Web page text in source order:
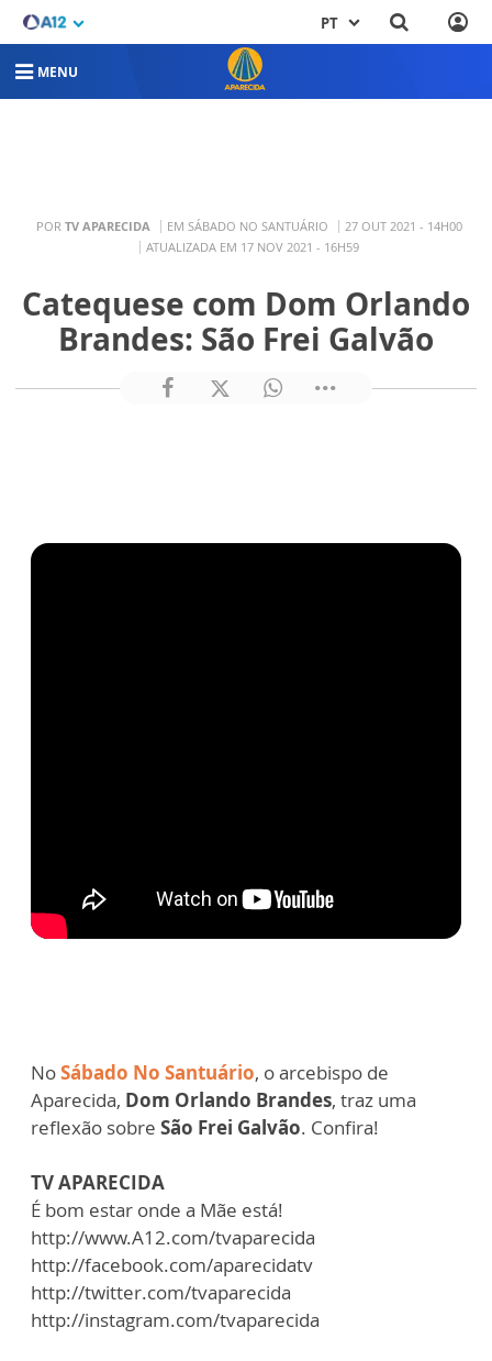
PT
MENU
POR TV APARECIDA EM SÁBADO NO SANTUÁRIO
27 OUT 2021 - 14H00
ATUALIZADA EM 17 NOV 2021 - 16H59
Catequese com Dom Orlando
Brandes: São Frei Galvão
NoSábado No Santuário, o arcebispo de
Aparecida, Dom Orlando Brandes, traz uma
reflexão sobre São Frei Galvão. Confira!
TV APARECIDA
É bom estar onde a Mãe está!
http://www.A12.com/tvaparecida
http://facebook.com/aparecidatv
http://twitter.com/tvaparecida
http://instagram.com/tvaparecida